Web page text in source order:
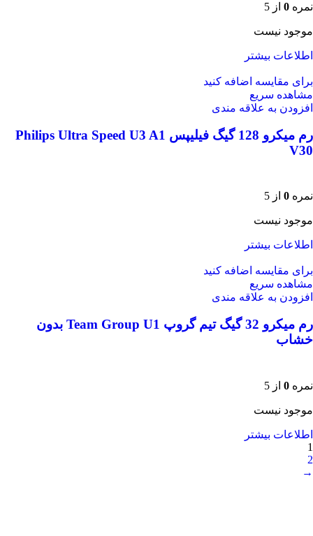
نمره 0 از 5
موجود نیست
اطلاعات بیشتر
برای مقایسه اضافه کنید
مشاهده سریع
افزودن به علاقه مندی
رم میکرو 128 گیگ فیلیپس Philips Ultra Speed U3 A1
V30
نمره 0 از 5
موجود نیست
اطلاعات بیشتر
برای مقایسه اضافه کنید
مشاهده سریع
افزودن به علاقه مندی
رم میکرو 32 گیگ تیم گروپ Team Group U1 بدون
خشاب
نمره 0 از 5
موجود نیست
اطلاعات بیشتر
1
2
→